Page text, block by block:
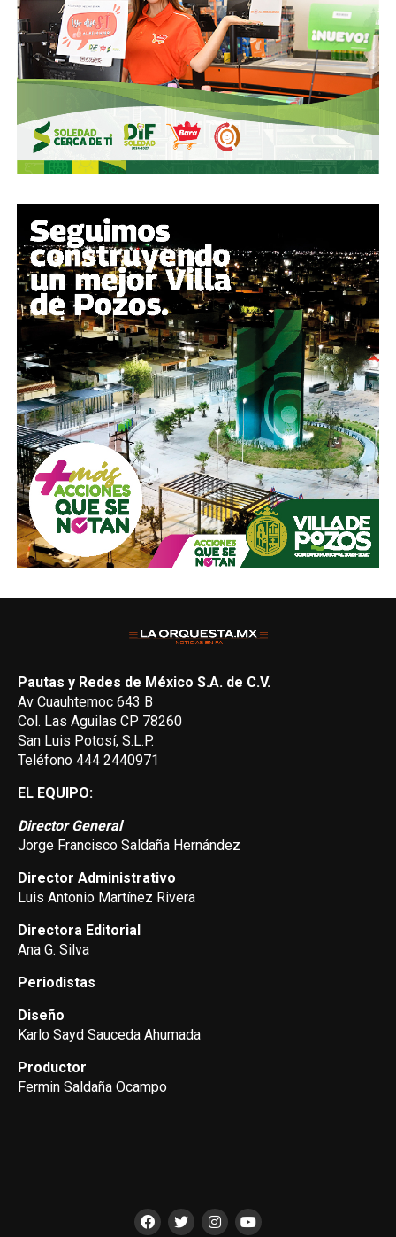
Pautas y Redes de México S.A. de C.V.
Av Cuauhtemoc 643 B
Col. Las Aguilas CP 78260
San Luis Potosí, S.L.P.
Teléfono 444 2440971
EL EQUIPO:
Director General
Jorge Francisco Saldaña Hernández
Director Administrativo
Luis Antonio Martínez Rivera
Directora Editorial
Ana G. Silva
Periodistas
Diseño
Karlo Sayd Sauceda Ahumada
Productor
Fermin Saldaña Ocampo